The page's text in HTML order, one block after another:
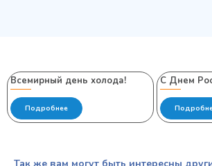
Всемирный день холода!
Подробнее
С Днем